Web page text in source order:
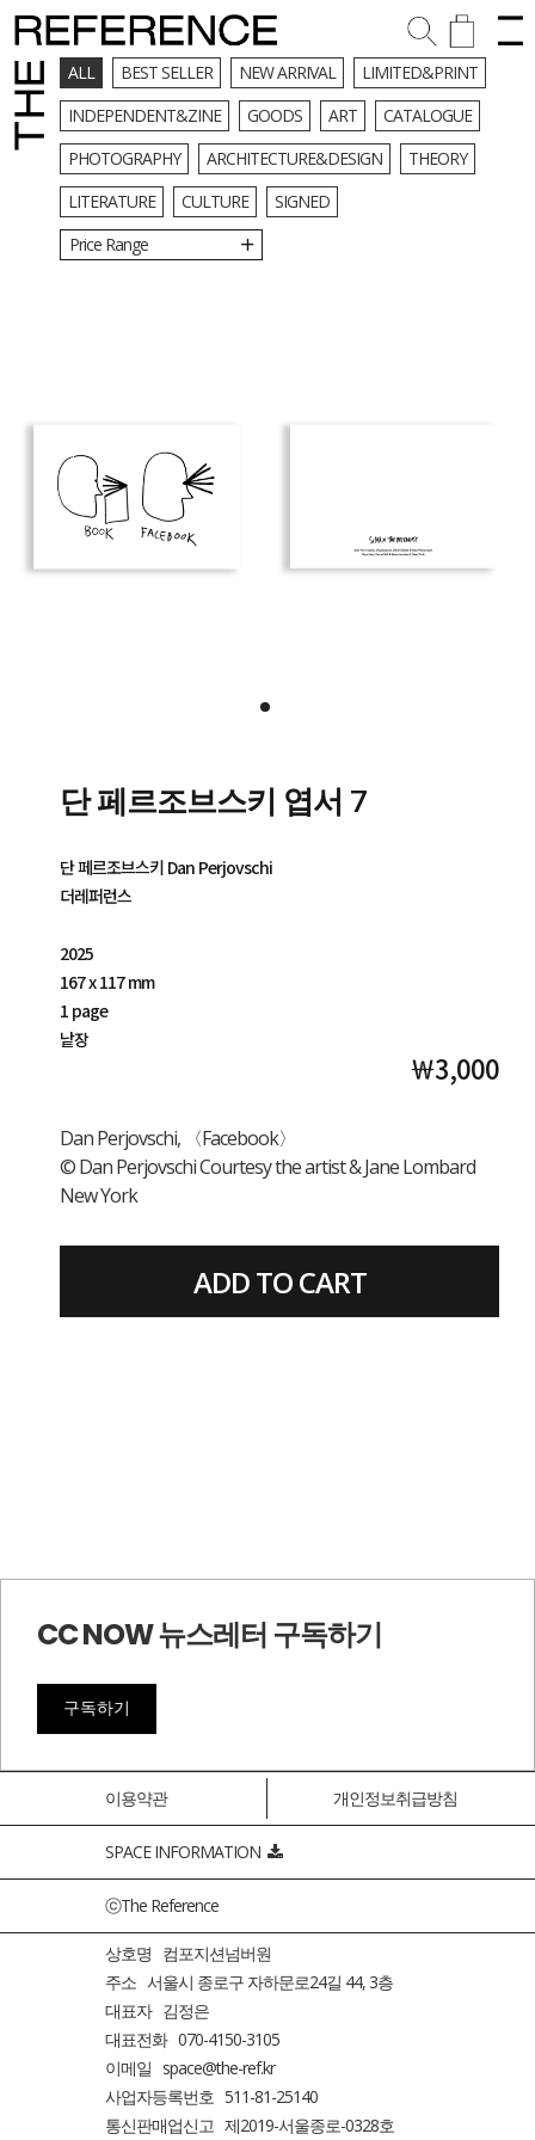
ALL BEST SELLER NEW ARRIVAL
LIMITED&PRINT
INDEPENDENT&ZINE
GOODS ART
CATALOGUE
PHOTOGRAPHY
ARCHITECTURE&DESIGN
THEORY
LITERATURE
CULTURE
SIGNED
Price Range
단 페르조브스키 엽서 7
단 페르조브스키 Dan Perjovschi
더레퍼런스
2025
167 x 117 mm
1 page
낱장
￦3,000
Dan Perjovschi, 〈Facebook〉
© Dan Perjovschi Courtesy the artist & Jane Lombard
New York
ADD TO CART
CC NOW 뉴스레터 구독하기
구독하기
이용약관 개인정보취급방침
SPACE INFORMATION
ⓒThe Reference
상호명 컴포지션넘버원
주소 서울시 종로구 자하문로24길 44, 3층
대표자 김정은
대표전화 070-4150-3105
이메일 space@the-ref.kr
사업자등록번호 511-81-25140
통신판매업신고 제2019-서울종로-0328호